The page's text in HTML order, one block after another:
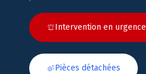
Intervention en urgence
Pièces détachées